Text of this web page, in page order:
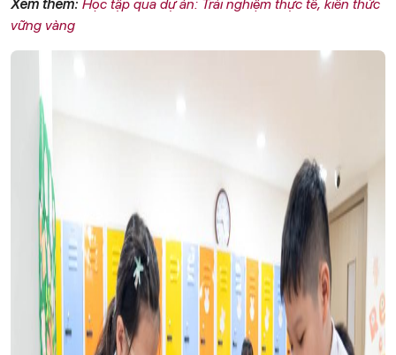
Xem thêm: Học tập qua dự án: Trải nghiệm thực tế, kiến thức
vững vàng